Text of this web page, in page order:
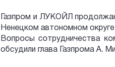
Газпром и ЛУКОЙЛ
Ненецком автономном
Вопросы сотрудничества
обсудили глава Газпрома А.